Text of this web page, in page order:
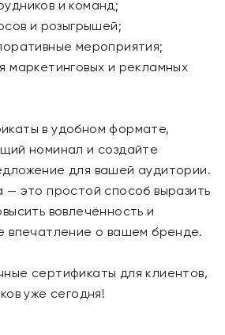
и команд;
и розыгрышей;
мероприятия;
маркетинговых и рекламных
в удобном формате,
номинал и создайте
для вашей аудитории.
это простой способ выразить
вовлечённость и
впечатление о вашем бренде.
сертификаты для клиентов,
уже сегодня!